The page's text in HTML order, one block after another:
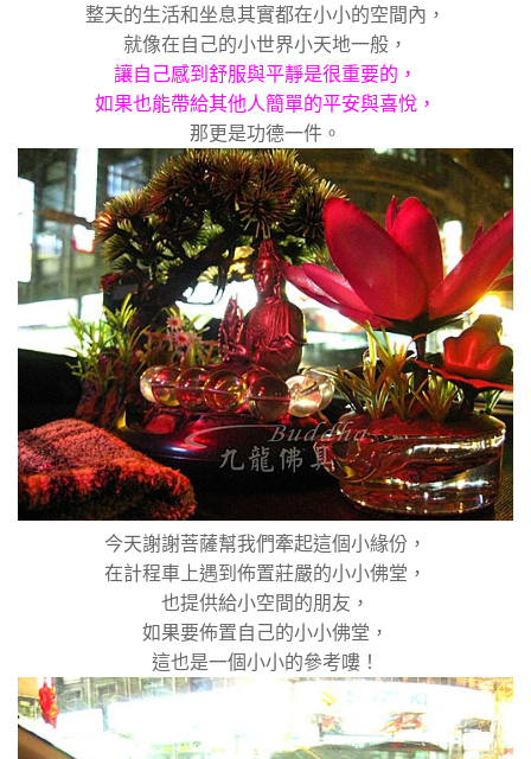
整天的生活和坐息其實都在小小的空間內，
就像在自己的小世界小天地一般，
讓自己感到舒服與平靜是很重要的，
如果也能帶給其他人簡單的平安與喜悅，
那更是功德一件。
今天謝謝菩薩幫我們牽起這個小緣份，
在計程車上遇到佈置莊嚴的小小佛堂，
也提供給小空間的朋友，
如果要佈置自己的小小佛堂，
這也是一個小小的參考嘍！